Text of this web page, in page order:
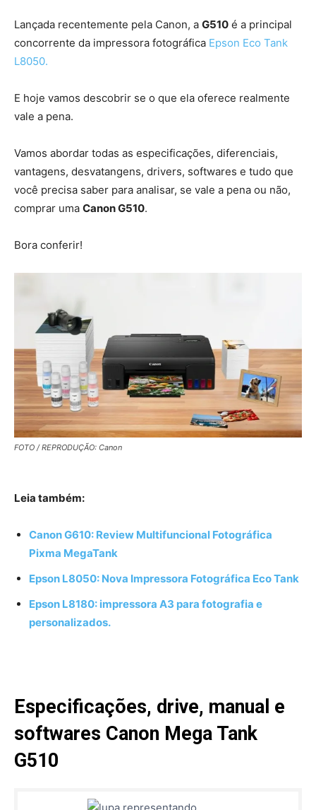
Lançada recentemente pela Canon, a G510 é a principal
concorrente da impressora fotográfica Epson Eco Tank
L8050.
E hoje vamos descobrir se o que ela oferece realmente
vale a pena.
Vamos abordar todas as especificações, diferenciais,
vantagens, desvatangens, drivers, softwares e tudo que
você precisa saber para analisar, se vale a pena ou não,
comprar uma Canon G510.
Bora conferir!
FOTO / REPRODUÇÃO: Canon
Leia também:
Canon G610: Review Multifuncional Fotográfica
Pixma MegaTank
Epson L8050: Nova Impressora Fotográfica Eco Tank
Epson L8180: impressora A3 para fotografia e
personalizados.
Especificações, drive, manual e
softwares Canon Mega Tank
G510